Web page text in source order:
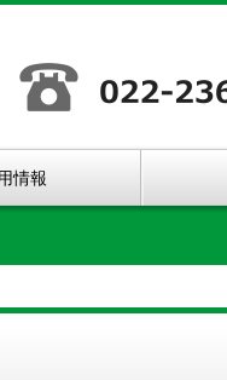
情報